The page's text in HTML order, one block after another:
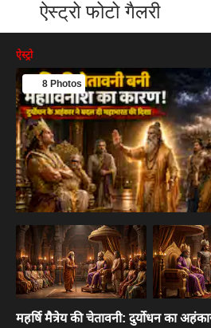
ऐस्ट्रो फोटो गैलरी
ऐस्ट्रो
8 Photos
महर्षि मैत्रेय की चेतावनी: दुर्योधन का